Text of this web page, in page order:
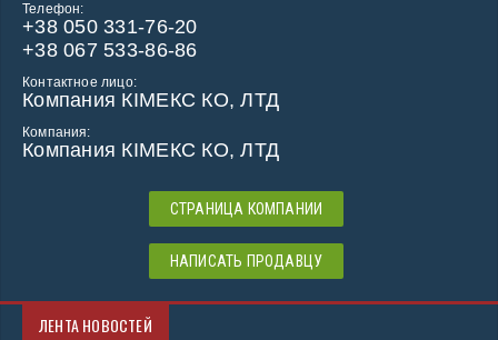
Телефон:
+38 050 331-76-20
+38 067 533-86-86
Контактное лицо:
Компания КІМЕКС КО, ЛТД
Компания:
Компания КІМЕКС КО, ЛТД
СТРАНИЦА КОМПАНИИ
НАПИСАТЬ ПРОДАВЦУ
ЛЕНТА НОВОСТЕЙ